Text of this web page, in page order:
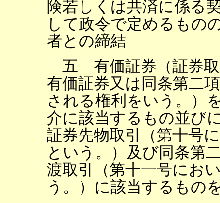
険若しくは共済に係る
して政令で定めるもの
者との締結
五 有価証券（証券取
有価証券又は同条第二
される権利をいう。）
介に該当するもの並び
証券先物取引（第十号
という。）及び同条第
渡取引（第十一号にお
う。）に該当するもの